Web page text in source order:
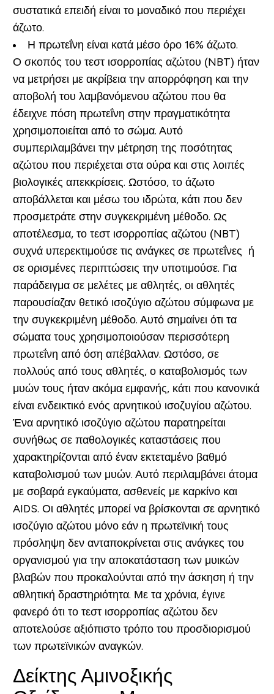
συστατικά επειδή είναι το μοναδικό που περιέχει
άζωτο.
Η πρωτεΐνη είναι κατά μέσο όρο 16% άζωτο.
Ο σκοπός του τεστ ισορροπίας αζώτου (NBT) ήταν
να μετρήσει με ακρίβεια την απορρόφηση και την
αποβολή του λαμβανόμενου αζώτου που θα
έδειχνε πόση πρωτεΐνη στην πραγματικότητα
χρησιμοποιείται από το σώμα. Αυτό
συμπεριλαμβάνει την μέτρηση της ποσότητας
αζώτου που περιέχεται στα ούρα και στις λοιπές
βιολογικές απεκκρίσεις. Ωστόσο, το άζωτο
αποβάλλεται και μέσω του ιδρώτα, κάτι που δεν
προσμετράτε στην συγκεκριμένη μέθοδο. Ως
αποτέλεσμα, το τεστ ισορροπίας αζώτου (NBT)
συχνά υπερεκτιμούσε τις ανάγκες σε πρωτεΐνες ή
σε ορισμένες περιπτώσεις την υποτιμούσε. Για
παράδειγμα σε μελέτες με αθλητές, οι αθλητές
παρουσίαζαν θετικό ισοζύγιο αζώτου σύμφωνα με
την συγκεκριμένη μέθοδο. Αυτό σημαίνει ότι τα
σώματα τους χρησιμοποιούσαν περισσότερη
πρωτεΐνη από όση απέβαλλαν. Ωστόσο, σε
πολλούς από τους αθλητές, ο καταβολισμός των
μυών τους ήταν ακόμα εμφανής, κάτι που κανονικά
είναι ενδεικτικό ενός αρνητικού ισοζυγίου αζώτου.
Ένα αρνητικό ισοζύγιο αζώτου παρατηρείται
συνήθως σε παθολογικές καταστάσεις που
χαρακτηρίζονται από έναν εκτεταμένο βαθμό
καταβολισμού των μυών. Αυτό περιλαμβάνει άτομα
με σοβαρά εγκαύματα, ασθενείς με καρκίνο και
AIDS. Οι αθλητές μπορεί να βρίσκονται σε αρνητικό
ισοζύγιο αζώτου μόνο εάν η πρωτεϊνική τους
πρόσληψη δεν ανταποκρίνεται στις ανάγκες του
οργανισμού για την αποκατάσταση των μυικών
βλαβών που προκαλούνται από την άσκηση ή την
αθλητική δραστηριότητα. Με τα χρόνια, έγινε
φανερό ότι το τεστ ισορροπίας αζώτου δεν
αποτελούσε αξιόπιστο τρόπο του προσδιορισμού
των πρωτεϊνικών αναγκών.
Δείκτης Αμινοξικής